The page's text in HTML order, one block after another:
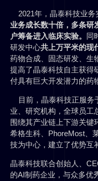
2021年，晶泰科技业务
业务成长数十倍，多条研
户筹备进入临床实验。 同
研发中心共上万平米的现
药物合成、固态研发、生
提高了晶泰科技自主获得
付具有巨大开发潜力的药
目前，晶泰科技正服务
业、研究机构，全球员工
围绕其产业链上下游关键
希格生科、PhoreMost、
技为中心，建立了优势互
晶泰科技联合创始人、
的AI制药企业，与众多优